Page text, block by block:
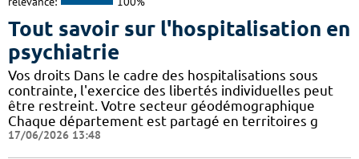
Tout savoir sur l'hospitalisation en
psychiatrie
Vos droits Dans le cadre des hospitalisations sous
contrainte, l'exercice des libertés individuelles peut
être restreint. Votre secteur géodémographique
Chaque département est partagé en territoires g
17/06/2026 13:48